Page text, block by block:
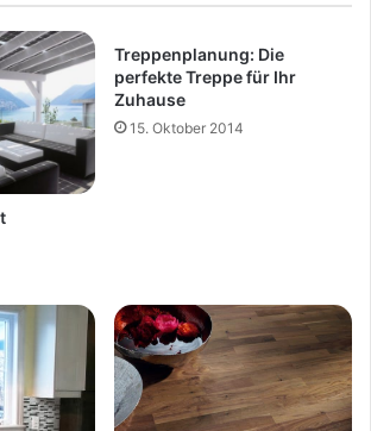
Treppenplanung: Die
perfekte Treppe für Ihr
Zuhause
15. Oktober 2014